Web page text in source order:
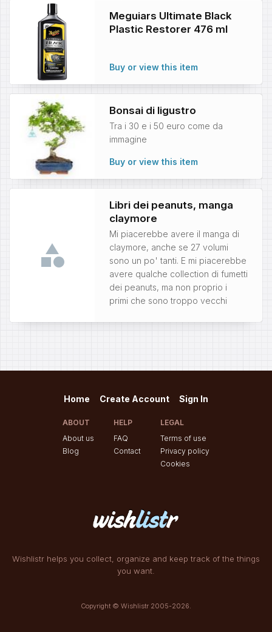
Meguiars Ultimate Black
Plastic Restorer 476 ml
Buy or view this item
Bonsai di ligustro
Tra i 30 e i 50 euro come da
immagine
Buy or view this item
Libri dei peanuts, manga
claymore
Mi piacerebbe avere il manga di
claymore, anche se 27 volumi
sono un po' tanti. E mi piacerebbe
avere qualche collection di fumetti
dei peanuts, ma non proprio i
primi che sono troppo vecchi
Wishlistr helps you collect, organize and keep track of the things
you want.
Copyright © Wishlistr 2005-2026.
Home Create Account Sign In
ABOUT
About us
Blog
HELP
FAQ
Contact
LEGAL
Terms of use
Privacy policy
Cookies